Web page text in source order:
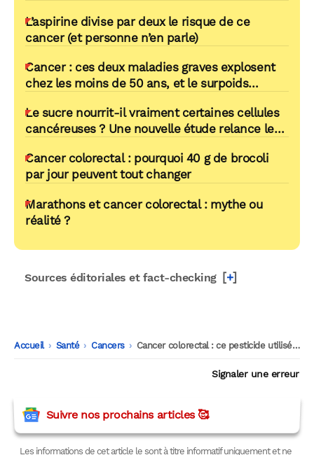
L’aspirine divise par deux le risque de ce
cancer (et personne n’en parle)
Cancer : ces deux maladies graves explosent
chez les moins de 50 ans, et le surpoids
Le sucre nourrit-il vraiment certaines cellules
cancéreuses ? Une nouvelle étude relance le
Cancer colorectal : pourquoi 40 g de brocoli
par jour peuvent tout changer
Marathons et cancer colorectal : mythe ou
réalité ?
Sources éditoriales et fact-checking [+]
Accueil -
Santé -
Cancers -
Cancer colorectal : ce pesticide utilisé depuis 60 ans pourrait expliquer l’explosion des cas chez les jeunes
Signaler une erreur
Suivre nos prochains articles 🥰
Les informations de cet article le sont à titre informatif uniquement et ne